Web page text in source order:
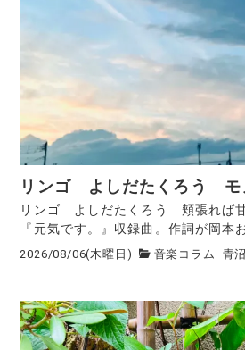
リンゴ よしだたくろう モ
リンゴ よしだたくろう 頬張れば
『元気です。』収録曲。作詞が岡本
2026/08/06(木曜日) 音楽コラム 青